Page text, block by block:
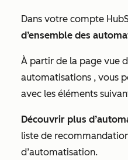
Dans votre compte
d’ensemble des
À partir de la page vue
automatisations , vous
avec les éléments
Découvrir plus
liste de
d’automatisation.